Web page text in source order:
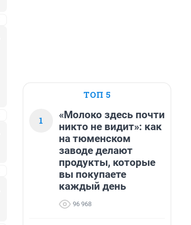
ТОП 5
1
«Молоко здесь почти
никто не видит»: как
на тюменском
заводе делают
продукты, которые
вы покупаете
каждый день
96 968